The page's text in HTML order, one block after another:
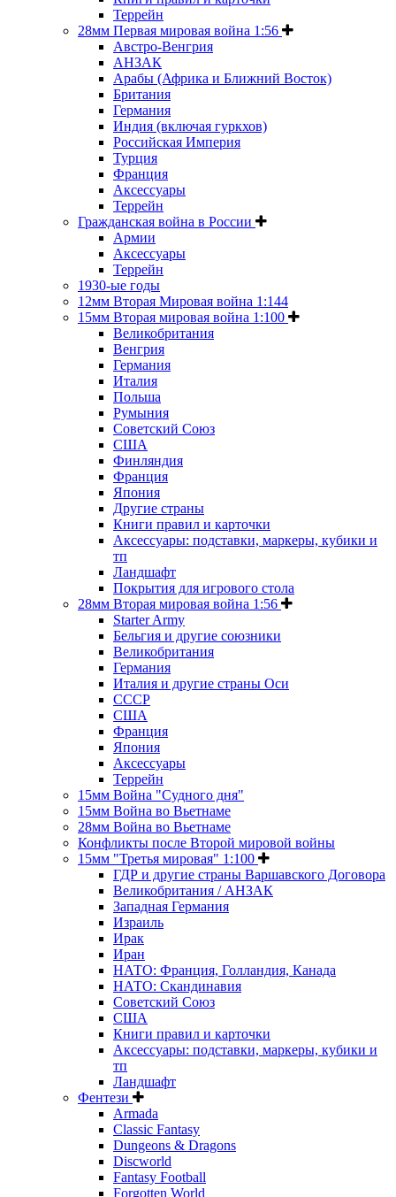
Террейн
28мм Первая мировая война 1:56
Австро-Венгрия
АНЗАК
Арабы (Африка и Ближний Восток)
Британия
Германия
Индия (включая гуркхов)
Российская Империя
Турция
Франция
Аксессуары
Террейн
Гражданская война в России
Армии
Аксессуары
Террейн
1930-ые годы
12мм Вторая Мировая война 1:144
15мм Вторая мировая война 1:100
Великобритания
Венгрия
Германия
Италия
Польша
Румыния
Советский Союз
США
Финляндия
Франция
Япония
Другие страны
Книги правил и карточки
Аксессуары: подставки, маркеры, кубики и
тп
Ландшафт
Покрытия для игрового стола
28мм Вторая мировая война 1:56
Starter Army
Бельгия и другие союзники
Великобритания
Германия
Италия и другие страны Оси
СССР
США
Франция
Япония
Аксессуары
Террейн
15мм Война "Судного дня"
15мм Война во Вьетнаме
28мм Война во Вьетнаме
Конфликты после Второй мировой войны
15мм "Третья мировая" 1:100
ГДР и другие страны Варшавского Договора
Великобритания / АНЗАК
Западная Германия
Израиль
Ирак
Иран
НАТО: Франция, Голландия, Канада
НАТО: Скандинавия
Советский Союз
США
Книги правил и карточки
Аксессуары: подставки, маркеры, кубики и
тп
Ландшафт
Фентези
Armada
Classic Fantasy
Dungeons & Dragons
Discworld
Fantasy Football
Forgotten World